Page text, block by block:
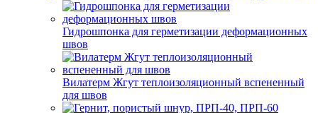
Гидрошпонка для герметизации деформационных
швов
Вилатерм Жгут теплоизоляционный вспененный
для швов